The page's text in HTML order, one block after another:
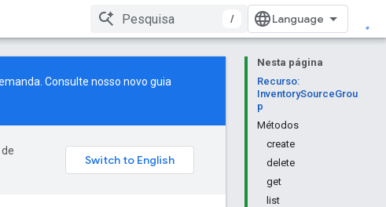
/
Nesta página
Recurso:
InventorySourceGrou
p
Métodos
create
delete
get
list
Consulte nosso novo guia